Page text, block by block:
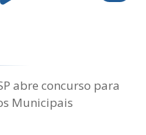
abre concurso para
Municipais